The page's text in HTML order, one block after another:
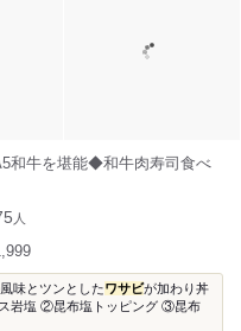
和牛を堪能◆和牛肉寿司食べ
人
味とツンとしたワサビが加わり丼
岩塩 ②昆布塩トッピング ③昆布